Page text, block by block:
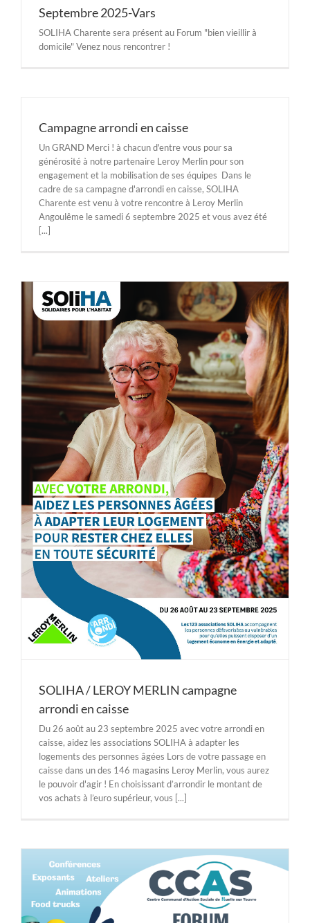
Septembre 2025-Vars
SOLIHA Charente sera présent au Forum "bien vieillir à
domicile" Venez nous rencontrer !
Campagne arrondi en caisse
Un GRAND Merci ! à chacun d'entre vous pour sa
générosité à notre partenaire Leroy Merlin pour son
engagement et la mobilisation de ses équipes Dans le
cadre de sa campagne d'arrondi en caisse, SOLIHA
Charente est venu à votre rencontre à Leroy Merlin
Angoulême le samedi 6 septembre 2025 et vous avez été
[...]
SOLIHA / LEROY MERLIN campagne
arrondi en caisse
Du 26 août au 23 septembre 2025 avec votre arrondi en
caisse, aidez les associations SOLIHA à adapter les
logements des personnes âgées Lors de votre passage en
caisse dans un des 146 magasins Leroy Merlin, vous aurez
le pouvoir d'agir ! En choisissant d’arrondir le montant de
vos achats à l’euro supérieur, vous [...]